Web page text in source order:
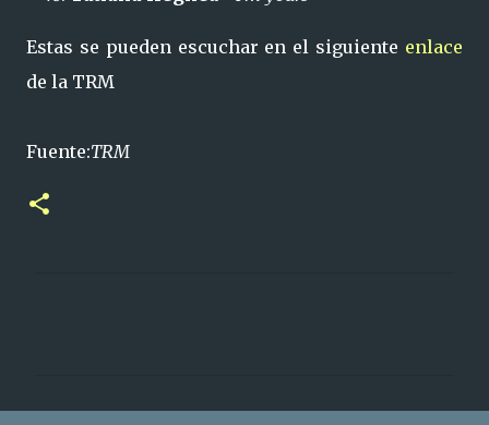
Estas se pueden escuchar en el siguiente enlace
de la TRM
Fuente:TRM